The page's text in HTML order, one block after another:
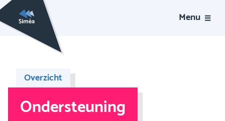
Menu
Overzicht
Ondersteuning